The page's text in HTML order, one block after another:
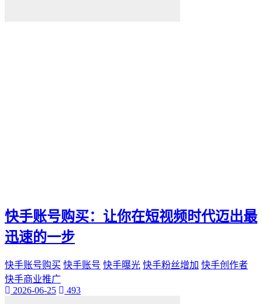
快手账号购买：让你在短视频时代迈出最
迅速的一步
快手账号购买 快手账号 快手曝光 快手粉丝增加 快手创作者
快手商业推广
2026-06-25
493